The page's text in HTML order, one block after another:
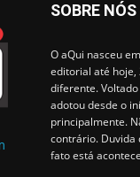
SOBRE NÓS
O aQui nasceu
editorial até hoje,
diferente.
adotou desde o
principalmente.
contrário. Duvida
fato está